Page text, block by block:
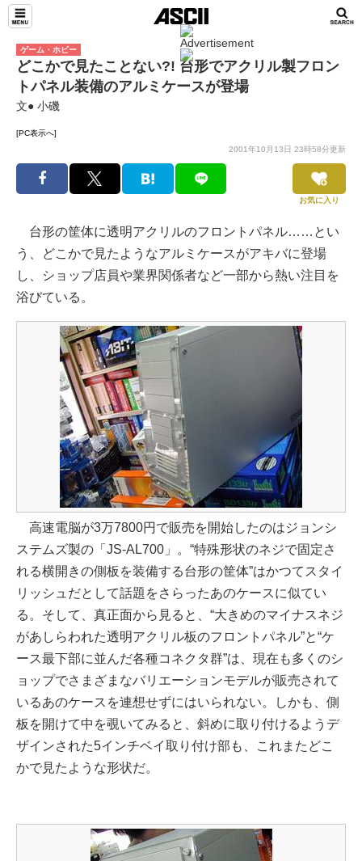
ゲーム・ホビー
どこかで見たことない?! 台形でアクリル製フロン
トパネル装備のアルミケースが登場
文● 小磯
[PC表示へ]
2001年10月13日 23時58分更新
お気に入り
台形の筐体に透明アクリルのフロントパネル……とい
う、どこかで見たようなアルミケースがアキバに登場
し、ショップ店員や業界関係者など一部から熱い注目を
浴びている。
高速電脳が3万7800円で販売を開始したのはジョンシ
ステムズ製の「JS-AL700」。“特殊形状のネジで固定さ
れる横開きの側板を装備する台形の筐体”はかつてスタイ
リッシュだとして話題をさらったあのケースに似てい
る。そして、真正面から見ると、“大きめのマイナスネジ
があしらわれた透明アクリル板のフロントパネル”と“ケ
ース最下部に並んだ各種コネクタ群”は、現在も多くのシ
ョップでさまざまなバリエーションモデルが販売されて
いるあのケースを連想せずにはいられない。しかも、側
板を開けて中を覗いてみると、斜めに取り付けるようデ
ザインされた5インチベイ取り付け部も、これまたどこ
かで見たような形状だ。